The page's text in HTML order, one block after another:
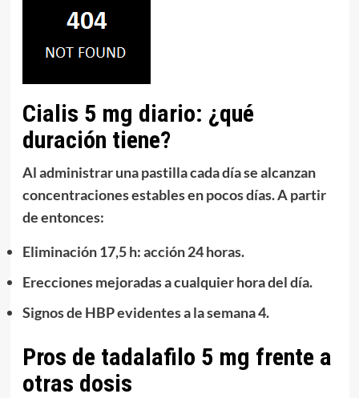
Cialis 5 mg diario: ¿qué
duración tiene?
Al administraruna pastilla cada díase alcanzan
concentraciones estables enpocos días. A partir
de entonces:
Eliminación 17,5 h:acción 24 horas.
Erecciones mejoradasa cualquier horadel día.
Signos de HBP evidentes a lasemana 4.
Pros de tadalafilo 5 mg frente a
otras dosis